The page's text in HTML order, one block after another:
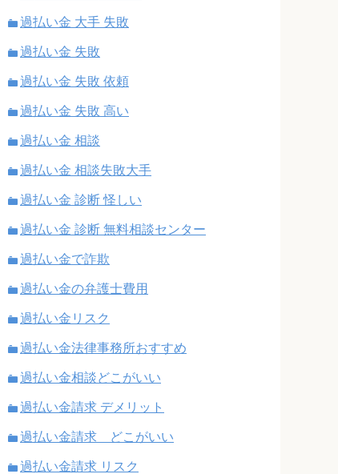
過払い金 大手 失敗
過払い金 失敗
過払い金 失敗 依頼
過払い金 失敗 高い
過払い金 相談
過払い金 相談失敗大手
過払い金 診断 怪しい
過払い金 診断 無料相談センター
過払い金で詐欺
過払い金の弁護士費用
過払い金リスク
過払い金法律事務所おすすめ
過払い金相談どこがいい
過払い金請求 デメリット
過払い金請求 どこがいい
過払い金請求 リスク